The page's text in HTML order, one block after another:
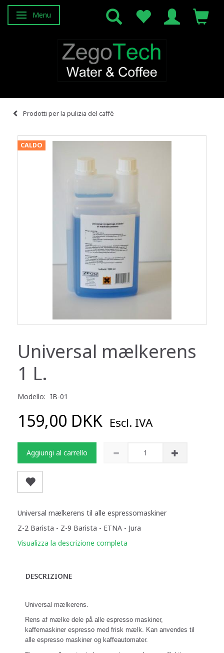
Attiva/disattiva navigazione
Menu
Prodotti per la pulizia del caffè
CALDO
Universal mælkerens
1 L.
Modello: IB-01
159,00 DKK Escl. IVA
Aggiungi al carrello
Universal mælkerens til alle espressomaskiner
Z-2 Barista - Z-9 Barista - ETNA - Jura
Visualizza la descrizione completa
DESCRIZIONE
Universal mælkerens.
Rens af mælke dele på alle espresso maskiner,
kaffemaskiner espresso med frisk mælk. Kan anvendes til
alle espresso maskiner og kaffeautomater.